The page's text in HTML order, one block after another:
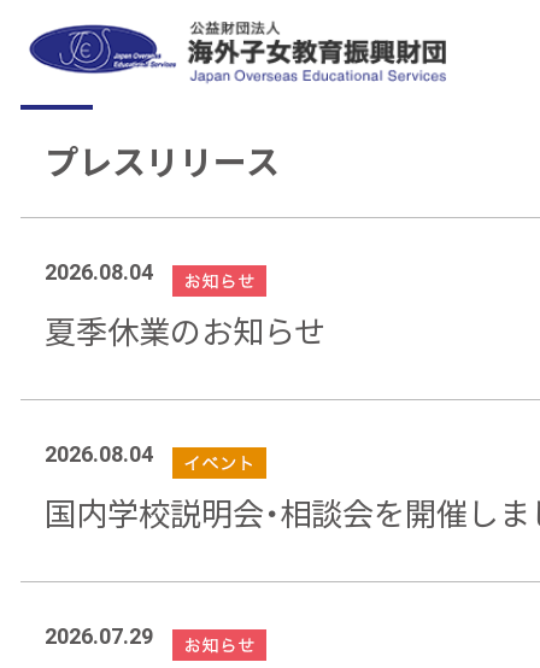
プレスリリース
2026.08.04
夏季休業のお知らせ
2026.08.04
国内学校説明会・相談会を開催し
2026.07.29